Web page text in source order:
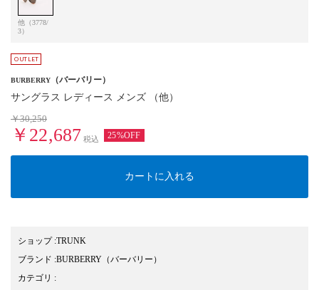
他（3778/
3）
BURBERRY （バーバリー）
サングラス レディース メンズ （他）
￥30,250
￥22,687 税込 25%OFF
カートに入れる
ショップ:TRUNK
ブランド :BURBERRY （バーバリー）
カテゴリ :